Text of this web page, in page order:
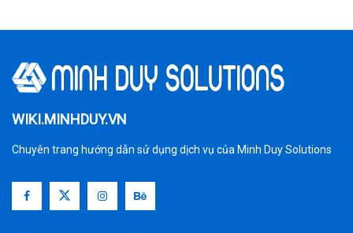
WIKI.MINHDUY.VN
Chuyên trang hướng dẫn sử dụng dịch vụ của Minh Duy Solutions